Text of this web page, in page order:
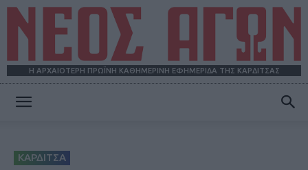
Η ΑΡΧΑΙΟΤΕΡΗ ΠΡΩΪΝΗ ΚΑΘΗΜΕΡΙΝΗ ΕΦΗΜΕΡΙΔΑ ΤΗΣ ΚΑΡΔΙΤΣΑΣ
ΚΑΡΔΙΤΣΑ